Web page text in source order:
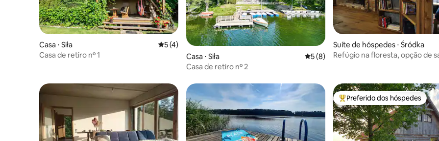
Casa ⋅ Siła 5 de uma avaliação média de 5, 4 avaliações
5 (4)
Casa de retiro nº 1
Casa ⋅ Siła 5 de uma avaliação média de 5, 8
5 (8)
Casa de retiro nº 2
Suíte de hóspedes ⋅ Śródka
Refúgio na floresta, opção de
Entre os melhores preferidos
Preferido dos hóspedes